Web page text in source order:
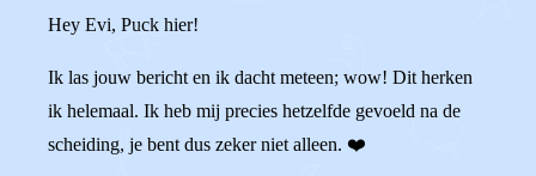
Hey Evi, Puck hier!
Ik las jouw bericht en ik dacht meteen; wow! Dit herken
ik helemaal. Ik heb mij precies hetzelfde gevoeld na de
scheiding, je bent dus zeker niet alleen. ❤️